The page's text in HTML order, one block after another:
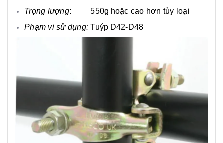
Trọng lượng: 550g hoặc cao hơn tùy loại
Phạm vi sử dụng: Tuýp D42-D48